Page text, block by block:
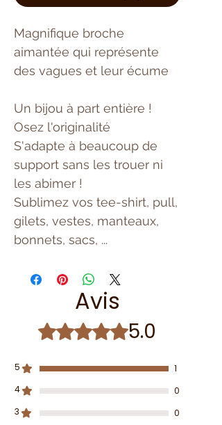
Magnifique broche
aimantée qui représente
des vagues et leur écume
Un bijou à part entière !
Osez l'originalité
S'adapte à beaucoup de
support sans les trouer ni
les abimer !
Sublimez vos tee-shirt, pull,
gilets, vestes, manteaux,
bonnets, sacs, ...
Avis
Noté 5 sur 5. 5.0
5
1
4
0
3
0